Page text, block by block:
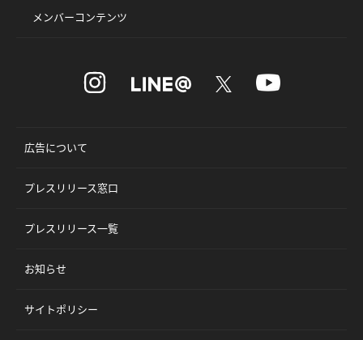
メンバーコンテンツ
広告について
プレスリリース窓口
プレスリリース一覧
お知らせ
サイトポリシー